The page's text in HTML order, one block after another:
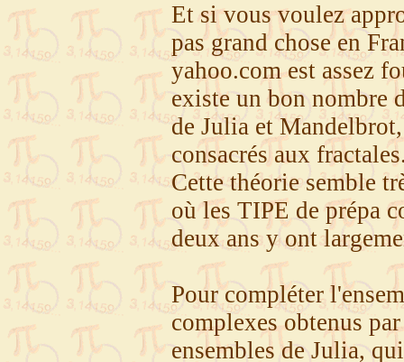
Et si vous voulez
pas grand chose en
yahoo.com est assez
existe un bon nombre
de Julia et
consacrés aux
Cette théorie semble
où les TIPE de prépa
deux ans y ont
Pour compléter
complexes obtenus
ensembles de Julia,